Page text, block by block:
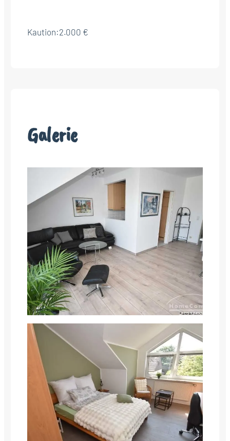
Kaution:2.000 €
Galerie